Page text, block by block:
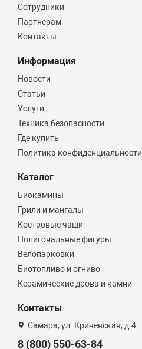
Сотрудники
Партнерам
Контакты
Информация
Новости
Статьи
Услуги
Техника безопасности
Где купить
Политика конфиденциальности
Каталог
Биокамины
Грили и мангалы
Костровые чаши
Полигональные фигуры
Велопарковки
Биотопливо и огниво
Керамические дрова и камни
Контакты
Самара, ул. Кричевская, д.4
8 (800) 550-63-84